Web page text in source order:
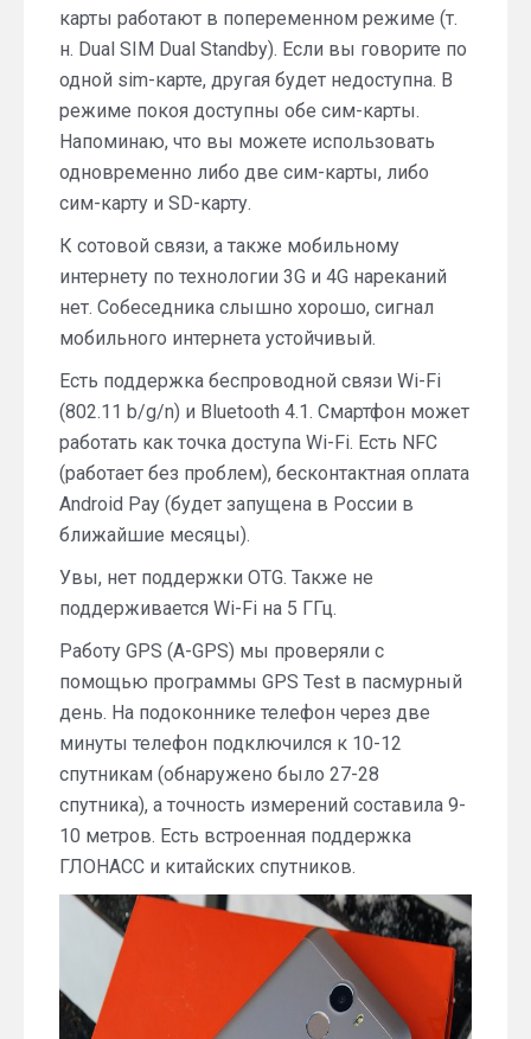
карты работают в попеременном режиме (т.
н. Dual SIM Dual Standby). Если вы говорите по
одной sim-карте, другая будет недоступна. В
режиме покоя доступны обе сим-карты.
Напоминаю, что вы можете использовать
одновременно либо две сим-карты, либо
сим-карту и SD-карту.
К сотовой связи, а также мобильному
интернету по технологии 3G и 4G нареканий
нет. Собеседника слышно хорошо, сигнал
мобильного интернета устойчивый.
Есть поддержка беспроводной связи Wi-Fi
(802.11 b/g/n) и Bluetooth 4.1. Смартфон может
работать как точка доступа Wi-Fi. Есть NFC
(работает без проблем), бесконтактная оплата
Android Pay (будет запущена в России в
ближайшие месяцы).
Увы, нет поддержки OTG. Также не
поддерживается Wi-Fi на 5 ГГц.
Работу GPS (A-GPS) мы проверяли с
помощью программы GPS Test в пасмурный
день. На подоконнике телефон через две
минуты телефон подключился к 10-12
спутникам (обнаружено было 27-28
спутника), а точность измерений составила 9-
10 метров. Есть встроенная поддержка
ГЛОНАСС и китайских спутников.